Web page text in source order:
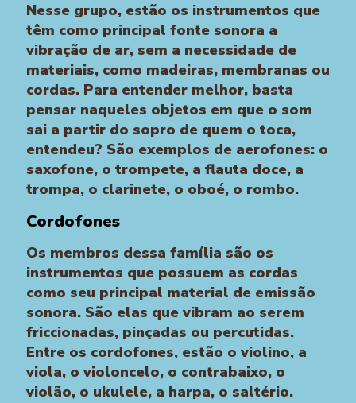
Nesse grupo, estão os instrumentos que
têm como principal fonte sonora a
vibração de ar, sem a necessidade de
materiais, como madeiras, membranas ou
cordas. Para entender melhor, basta
pensar naqueles objetos em que o som
sai a partir do sopro de quem o toca,
entendeu? São exemplos de aerofones: o
saxofone, o trompete, a flauta doce, a
trompa, o clarinete, o oboé, o rombo.
Cordofones
Os membros dessa família são os
instrumentos que possuem as cordas
como seu principal material de emissão
sonora. São elas que vibram ao serem
friccionadas, pinçadas ou percutidas.
Entre os cordofones, estão o violino, a
viola, o violoncelo, o contrabaixo, o
violão, o ukulele, a harpa, o saltério.